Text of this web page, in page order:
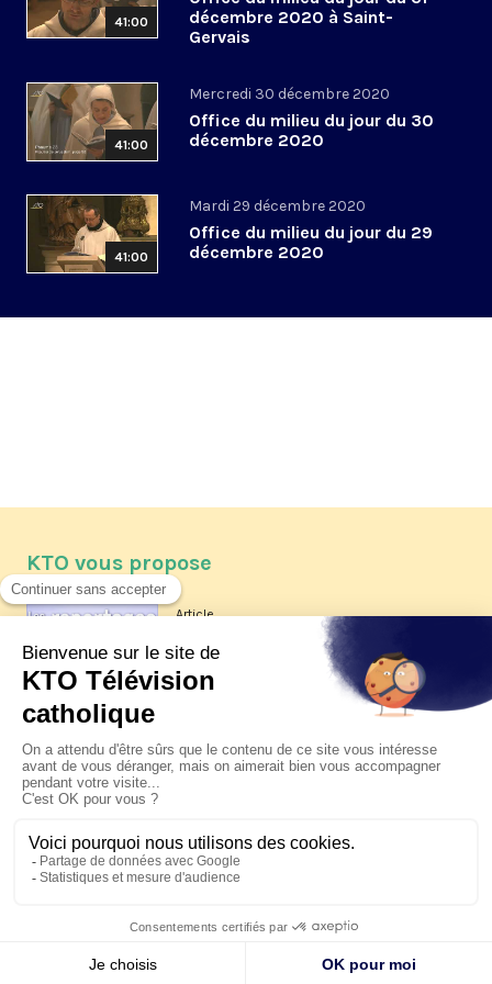
41:00
décembre 2020 à Saint-
Gervais
41:00
Mercredi 30 décembre 2020
Office du milieu du jour du 30
décembre 2020
41:00
Mardi 29 décembre 2020
Office du milieu du jour du 29
décembre 2020
KTO vous propose
Article
Les reportages d'été 2026 de KTO
La visite pastorale du pape Léon
XIV à Assise à suivre sur KTO le
jeudi 6 août
Le pape en Uruguay, Argentine et
Pérou du 6 au 17 novembre 2026
© KTO 2026 — Mentions légales